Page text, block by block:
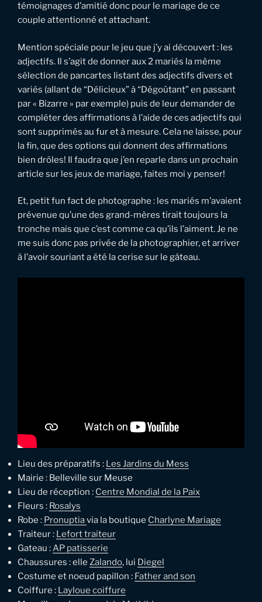
témoignages d’amitié donc pour le mariage de ce
couple attentionné et attachant.
Mention spéciale pour le jeu que j’y ai découvert : les
adjectifs. Il s’agit de donner aux 2 mariés la même
sélection de pancartes listant des adjectifs divers et
variés (allant de “Délicieux” à “Dégoûtant” en passant
par « Bizarre » par exemple) puis de leur demander de
compléter des affirmations à l’aide de ces adjectifs qui
sont supprimés au fur et à mesure. Cela ne laisse, pour
la fin, que des options qui donnent des affirmations
bien drôles! Il faudra que j’en reparle dans un prochain
article sur les jeux de mariage, faites moi y penser!
Et, petit fun fact de photographe : les mariés m’avaient
prévenue qu’une des grand-mères tirait toujours la
tronche mais que c’est comme ca qu’ils l’aiment. Je ne
me suis donc pas privée de la photographier, et arriver
à l’avoir souriant a été la cerise sur le gâteau.
Lieu des préparatifs : Les Jardins du Mess
Mairie : Belleville sur Meuse
Lieu de réception : Centre Mondial de la Paix
Fleurs : Rosalys
Robe : Pronuptiavia la boutique Charlyne Mariage
Traiteur : Lefort traiteur
Gateau :AP patisserie
Chaussures : elle Zalando, lui Diegel
Costume et noeud papillon : Father and son
Coiffure : Layloue coiffure